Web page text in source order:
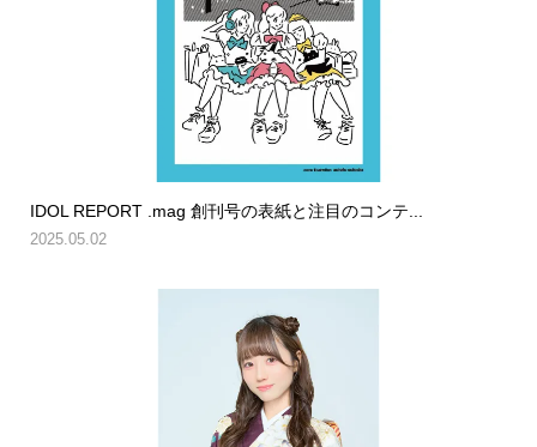
IDOL REPORT .mag 創刊号の表紙と注目のコンテ...
2025.05.02